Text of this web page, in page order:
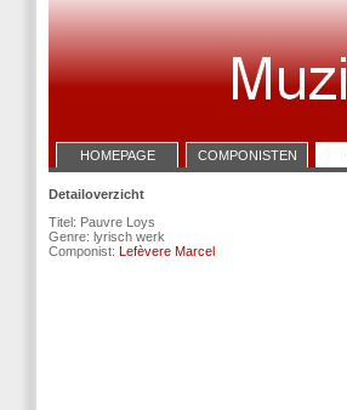
HOMEPAGE COMPONISTEN
Detailoverzicht
Titel: Pauvre Loys
Genre: lyrisch werk
Componist: Lefèvere Marcel